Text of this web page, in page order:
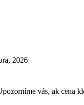
2026
vás, ak cena